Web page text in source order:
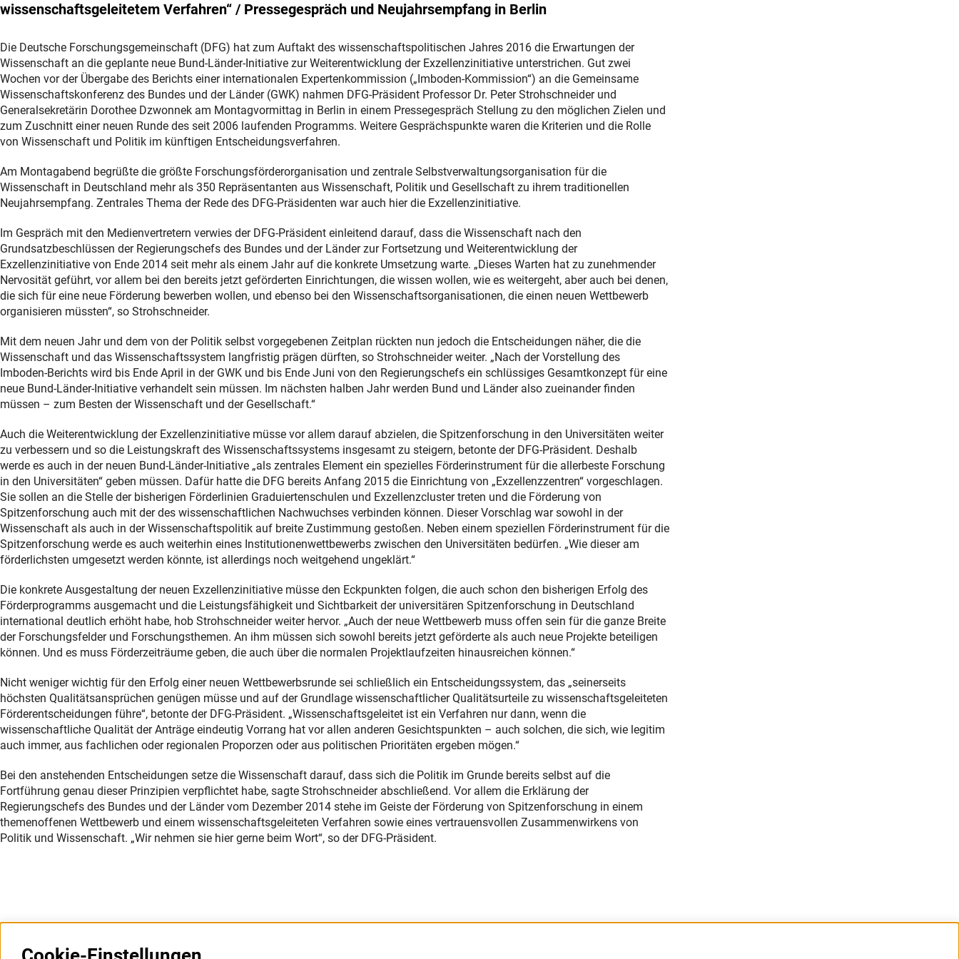
wissenschaftsgeleitetem Verfahren“ / Pressegespräch und Neujahrsempfang in Berlin
Die Deutsche Forschungsgemeinschaft (DFG) hat zum Auftakt des wissenschaftspolitischen Jahres 2016 die Erwartungen der
Wissenschaft an die geplante neue Bund-Länder-Initiative zur Weiterentwicklung der Exzellenzinitiative unterstrichen. Gut zwei
Wochen vor der Übergabe des Berichts einer internationalen Expertenkommission („Imboden-Kommission“) an die Gemeinsame
Wissenschaftskonferenz des Bundes und der Länder (GWK) nahmen DFG-Präsident Professor Dr. Peter Strohschneider und
Generalsekretärin Dorothee Dzwonnek am Montagvormittag in Berlin in einem Pressegespräch Stellung zu den möglichen Zielen und
zum Zuschnitt einer neuen Runde des seit 2006 laufenden Programms. Weitere Gesprächspunkte waren die Kriterien und die Rolle
von Wissenschaft und Politik im künftigen Entscheidungsverfahren.
Am Montagabend begrüßte die größte Forschungsförderorganisation und zentrale Selbstverwaltungsorganisation für die
Wissenschaft in Deutschland mehr als 350 Repräsentanten aus Wissenschaft, Politik und Gesellschaft zu ihrem traditionellen
Neujahrsempfang. Zentrales Thema der Rede des DFG-Präsidenten war auch hier die Exzellenzinitiative.
Im Gespräch mit den Medienvertretern verwies der DFG-Präsident einleitend darauf, dass die Wissenschaft nach den
Grundsatzbeschlüssen der Regierungschefs des Bundes und der Länder zur Fortsetzung und Weiterentwicklung der
Exzellenzinitiative von Ende 2014 seit mehr als einem Jahr auf die konkrete Umsetzung warte. „Dieses Warten hat zu zunehmender
Nervosität geführt, vor allem bei den bereits jetzt geförderten Einrichtungen, die wissen wollen, wie es weitergeht, aber auch bei denen,
die sich für eine neue Förderung bewerben wollen, und ebenso bei den Wissenschaftsorganisationen, die einen neuen Wettbewerb
organisieren müssten“, so Strohschneider.
Mit dem neuen Jahr und dem von der Politik selbst vorgegebenen Zeitplan rückten nun jedoch die Entscheidungen näher, die die
Wissenschaft und das Wissenschaftssystem langfristig prägen dürften, so Strohschneider weiter. „Nach der Vorstellung des
Imboden-Berichts wird bis Ende April in der GWK und bis Ende Juni von den Regierungschefs ein schlüssiges Gesamtkonzept für eine
neue Bund-Länder-Initiative verhandelt sein müssen. Im nächsten halben Jahr werden Bund und Länder also zueinander finden
müssen – zum Besten der Wissenschaft und der Gesellschaft.“
Auch die Weiterentwicklung der Exzellenzinitiative müsse vor allem darauf abzielen, die Spitzenforschung in den Universitäten weiter
zu verbessern und so die Leistungskraft des Wissenschaftssystems insgesamt zu steigern, betonte der DFG-Präsident. Deshalb
werde es auch in der neuen Bund-Länder-Initiative „als zentrales Element ein spezielles Förderinstrument für die allerbeste Forschung
in den Universitäten“ geben müssen. Dafür hatte die DFG bereits Anfang 2015 die Einrichtung von „Exzellenzzentren“ vorgeschlagen.
Sie sollen an die Stelle der bisherigen Förderlinien Graduiertenschulen und Exzellenzcluster treten und die Förderung von
Spitzenforschung auch mit der des wissenschaftlichen Nachwuchses verbinden können. Dieser Vorschlag war sowohl in der
Wissenschaft als auch in der Wissenschaftspolitik auf breite Zustimmung gestoßen. Neben einem speziellen Förderinstrument für die
Spitzenforschung werde es auch weiterhin eines Institutionenwettbewerbs zwischen den Universitäten bedürfen. „Wie dieser am
förderlichsten umgesetzt werden könnte, ist allerdings noch weitgehend ungeklärt.“
Die konkrete Ausgestaltung der neuen Exzellenzinitiative müsse den Eckpunkten folgen, die auch schon den bisherigen Erfolg des
Förderprogramms ausgemacht und die Leistungsfähigkeit und Sichtbarkeit der universitären Spitzenforschung in Deutschland
international deutlich erhöht habe, hob Strohschneider weiter hervor. „Auch der neue Wettbewerb muss offen sein für die ganze Breite
der Forschungsfelder und Forschungsthemen. An ihm müssen sich sowohl bereits jetzt geförderte als auch neue Projekte beteiligen
können. Und es muss Förderzeiträume geben, die auch über die normalen Projektlaufzeiten hinausreichen können.“
Nicht weniger wichtig für den Erfolg einer neuen Wettbewerbsrunde sei schließlich ein Entscheidungssystem, das „seinerseits
höchsten Qualitätsansprüchen genügen müsse und auf der Grundlage wissenschaftlicher Qualitätsurteile zu wissenschaftsgeleiteten
Förderentscheidungen führe“, betonte der DFG-Präsident. „Wissenschaftsgeleitet ist ein Verfahren nur dann, wenn die
wissenschaftliche Qualität der Anträge eindeutig Vorrang hat vor allen anderen Gesichtspunkten – auch solchen, die sich, wie legitim
auch immer, aus fachlichen oder regionalen Proporzen oder aus politischen Prioritäten ergeben mögen.“
Bei den anstehenden Entscheidungen setze die Wissenschaft darauf, dass sich die Politik im Grunde bereits selbst auf die
Fortführung genau dieser Prinzipien verpflichtet habe, sagte Strohschneider abschließend. Vor allem die Erklärung der
Regierungschefs des Bundes und der Länder vom Dezember 2014 stehe im Geiste der Förderung von Spitzenforschung in einem
themenoffenen Wettbewerb und einem wissenschaftsgeleiteten Verfahren sowie eines vertrauensvollen Zusammenwirkens von
Politik und Wissenschaft. „Wir nehmen sie hier gerne beim Wort“, so der DFG-Präsident.